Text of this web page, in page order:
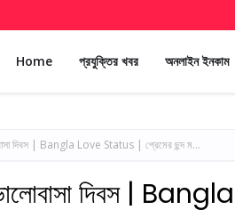
Home প্রযুক্তির খবর অনলাইন ইনকাম
দিবস | Bangla Love Status | প্রেমের ছন্দ ম...
ভালোবাসা দিবস |